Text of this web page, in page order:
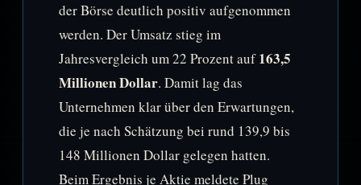
der Börse deutlich positiv aufgenommen
werden. Der Umsatz stieg im
Jahresvergleich um 22 Prozent auf163,5
Millionen Dollar. Damit lag das
Unternehmen klar über den Erwartungen,
die je nach Schätzung bei rund 139,9 bis
148 Millionen Dollar gelegen hatten.
Beim Ergebnis je Aktie meldete Plug